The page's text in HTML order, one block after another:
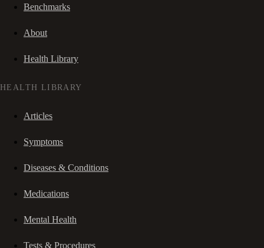
Benchmarks
About
Health Library
HEALTH LIBRARY
Articles
Symptoms
Diseases & Conditions
Medications
Mental Health
Tests & Procedures